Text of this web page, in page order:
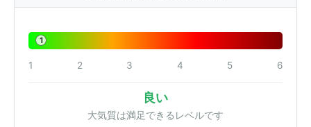
1
1 2 3 4 5 6
良い
大気質は満足できるレベルです